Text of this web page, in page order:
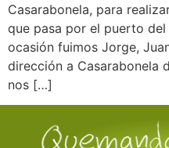
Casarabonela, para
que pasa por el puerto
ocasión fuimos Jorge,
dirección a Casarabonela
nos […]